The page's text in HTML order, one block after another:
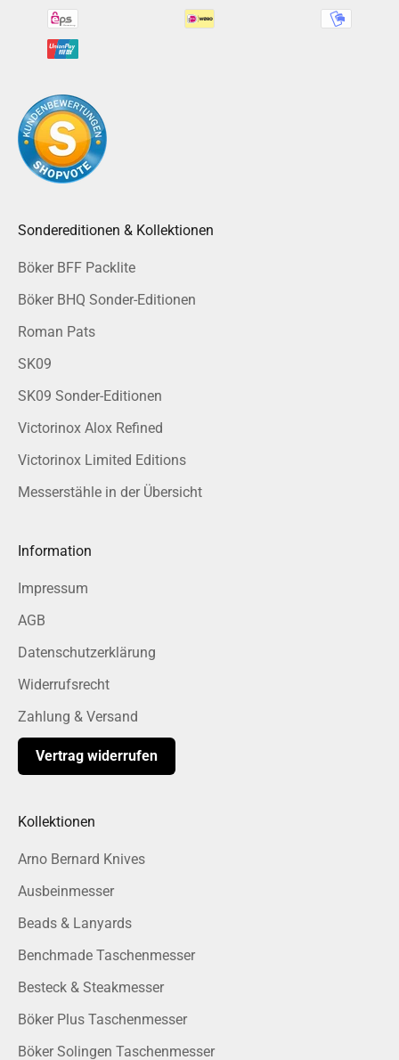
Sondereditionen & Kollektionen
Böker BFF Packlite
Böker BHQ Sonder-Editionen
Roman Pats
SK09
SK09 Sonder-Editionen
Victorinox Alox Refined
Victorinox Limited Editions
Messerstähle in der Übersicht
Information
Impressum
AGB
Datenschutzerklärung
Widerrufsrecht
Zahlung & Versand
Vertrag widerrufen
Kollektionen
Arno Bernard Knives
Ausbeinmesser
Beads & Lanyards
Benchmade Taschenmesser
Besteck & Steakmesser
Böker Plus Taschenmesser
Böker Solingen Taschenmesser